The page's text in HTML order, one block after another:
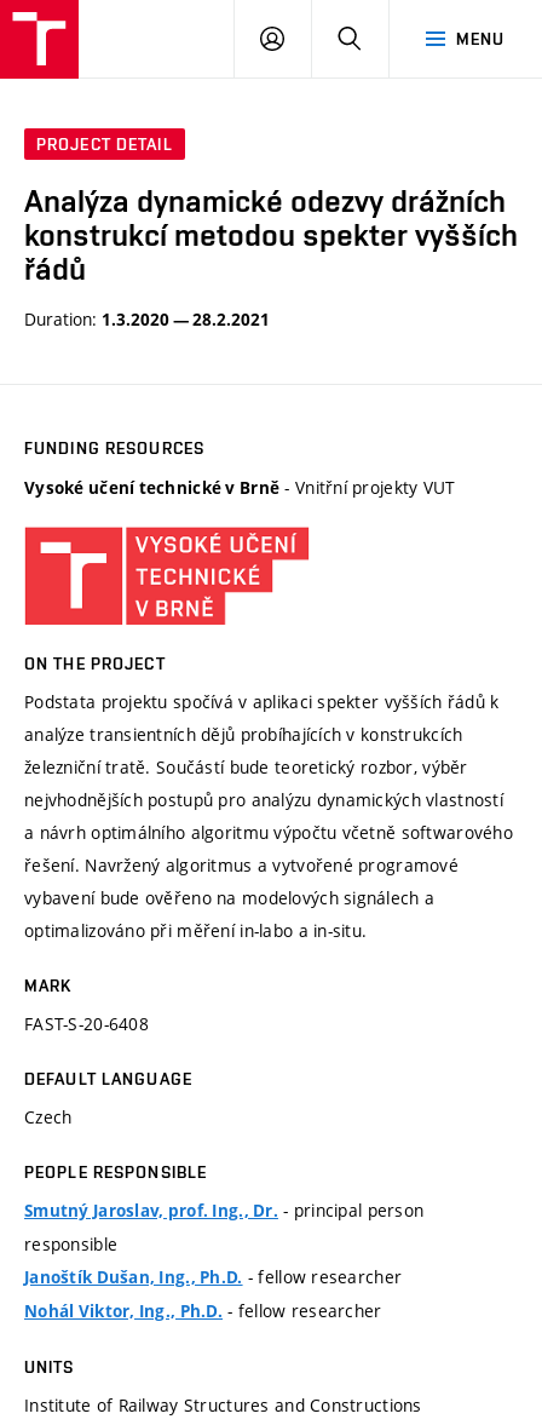
MENU
LOG
SEARCH
PROJECT DETAIL
Analýza dynamické odezvy drážních
konstrukcí metodou spekter vyšších
řádů
Duration: 1.3.2020 — 28.2.2021
FUNDING RESOURCES
Vysoké učení technické v Brně - Vnitřní projekty VUT
ON THE PROJECT
Podstata projektu spočívá v aplikaci spekter vyšších řádů k
analýze transientních dějů probíhajících v konstrukcích
železniční tratě. Součástí bude teoretický rozbor, výběr
nejvhodnějších postupů pro analýzu dynamických vlastností
a návrh optimálního algoritmu výpočtu včetně softwarového
řešení. Navržený algoritmus a vytvořené programové
vybavení bude ověřeno na modelových signálech a
optimalizováno při měření in-labo a in-situ.
MARK
FAST-S-20-6408
DEFAULT LANGUAGE
Czech
PEOPLE RESPONSIBLE
Smutný Jaroslav, prof. Ing., Dr. - principal person
responsible
Janoštík Dušan, Ing., Ph.D. - fellow researcher
Nohál Viktor, Ing., Ph.D. - fellow researcher
UNITS
Institute of Railway Structures and Constructions